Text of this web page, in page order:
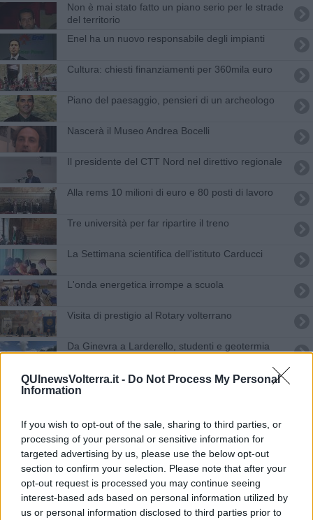
QUInewsVolterra.it - Do Not Process My Personal
Information
If you wish to opt-out of the sale, sharing to third parties, or
processing of your personal or sensitive information for
targeted advertising by us, please use the below opt-out
section to confirm your selection. Please note that after your
opt-out request is processed you may continue seeing
interest-based ads based on personal information utilized by
us or personal information disclosed to third parties prior to
Non è mai stato fatto un piano serio per le strade
del territorio
Enel ha un nuovo responsabile degli impianti
Cultura: chiesti finanziamenti per 360mila euro
Piano del paesaggio, pensieri di un archeologo
Nascerà il Museo Andrea Bocelli
Il presidente del CTT Nord nel direttivo regionale
Alla rems 10 milioni di euro e 80 posti di lavoro
Tre università per far ripartire il treno
La Settimana scientifica dell'istituto Carducci
L'onda energetica irrompe a scuola
Visita di prestigio al Rotary volterrano
Da Ginevra a Larderello, studenti e geotermia
Il murale dei volterrani conquista Livorno
Università, tutte le gaffe delle matricole
Uno studio dell'Auxilium Vitae sui calciatori
presentato in Brasile
Un clochard sul Colle